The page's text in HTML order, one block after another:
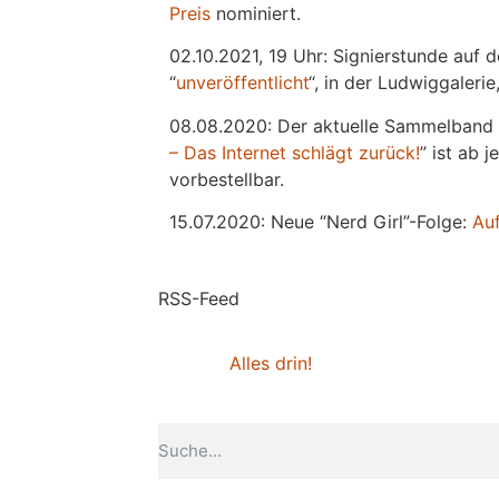
Preis nominiert.
02.10.2021, 19 Uhr: Signierstunde auf
“unveröffentlicht“, in der
08.08.2020: Der aktuelle Sammelband
– Das Internet schlägt zurück!” ist ab
vorbestellbar.
15.07.2020: Neue “Nerd Girl”-Folge:
RSS-Feed
Alles drin!